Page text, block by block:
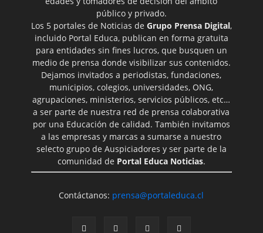
público y privado.
Los 5 portales de Noticias de Grupo Prensa Digital,
incluido Portal Educa, publican en forma gratuita
para entidades sin fines lucros, que busquen un
medio de prensa donde visibilizar sus contenidos.
Dejamos invitados a periodistas, fundaciones,
municipios, colegios, universidades, ONG,
agrupaciones, ministerios, servicios públicos, etc…
a ser parte de nuestra red de prensa colaborativa
por una Educación de calidad. También invitamos
a las empresas y marcas a sumarse a nuestro
selecto grupo de Auspiciadores y ser parte de la
comunidad de Portal Educa Noticias.
Contáctanos: prensa@portaleduca.cl